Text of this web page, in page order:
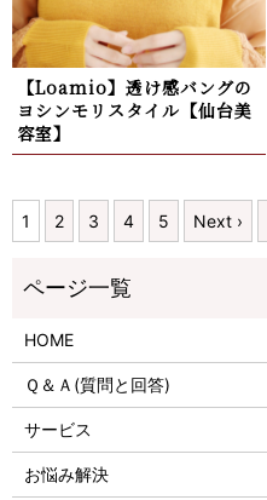
【Loamio】透け感バングの
ヨシンモリスタイル【仙台美
容室】
1 2 3 4 5 Next ›
HOME
Ｑ＆Ａ(質問と回答)
サービス
お悩み解決